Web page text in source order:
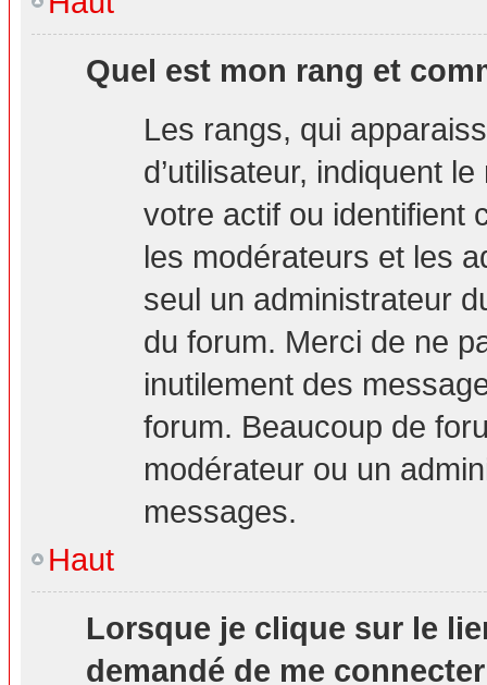
Quel est mon rang et
Les rangs, qui
d’utilisateur, indiquent
votre actif ou identifient
les modérateurs et les
seul un administrateur
du forum. Merci de ne
inutilement des
forum. Beaucoup de
modérateur ou un
messages.
Haut
Lorsque je clique sur le
demandé de me